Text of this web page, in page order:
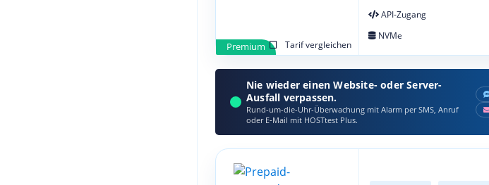
API-Zugang
NVMe
Premium
Tarif vergleichen
Nie wieder einen Website- oder Server-
Ausfall verpassen.
Rund-um-die-Uhr-Überwachung mit Alarm per SMS, Anruf
oder E‑Mail mit HOSTtest Plus.